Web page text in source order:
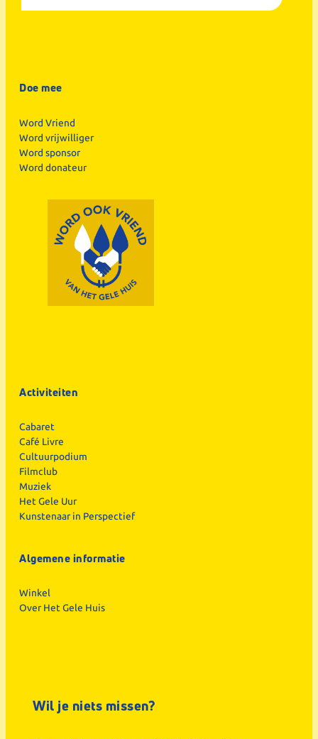
Doe mee
Word Vriend
Word vrijwilliger
Word sponsor
Word donateur
Activiteiten
Cabaret
Café Livre
Cultuurpodium
Filmclub
Muziek
Het Gele Uur
Kunstenaar in Perspectief
Algemene informatie
Winkel
Over Het Gele Huis
Wil je niets missen?